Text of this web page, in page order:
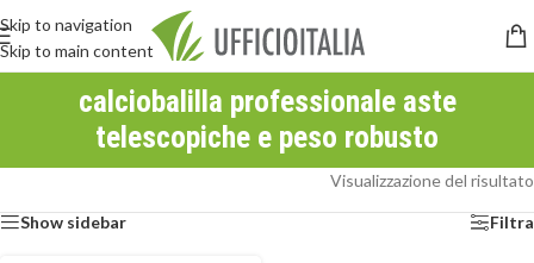
Skip to navigation
Skip to main content
calciobalilla professionale aste
telescopiche e peso robusto
Visualizzazione del risultato
Show sidebar Filtra